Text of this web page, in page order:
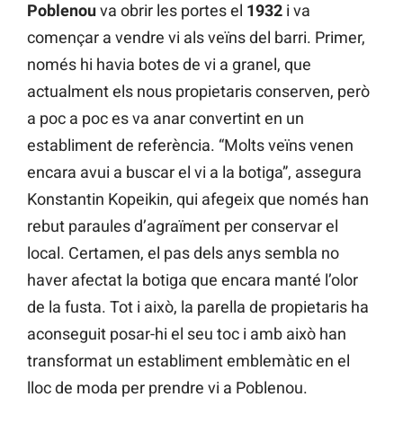
Poblenouva obrir les portes el 1932 i va
començar a vendre vi als veïns del barri. Primer,
només hi havia botes de vi a granel, que
actualment els nous propietaris conserven, però
a poc a poc es va anar convertint en un
establiment de referència. “Molts veïns venen
encara avui a buscar el vi a la botiga”, assegura
Konstantin Kopeikin, qui afegeix que només han
rebut paraules d’agraïment per conservar el
local. Certamen, el pas dels anys sembla no
haver afectat la botiga que encara manté l’olor
de la fusta. Tot i això, la parella de propietaris ha
aconseguit posar-hi el seu toc i amb això han
transformat un establiment emblemàtic en el
lloc de moda per prendre vi a Poblenou.